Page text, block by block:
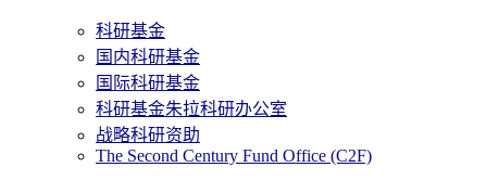
科研基金
国内科研基金
国际科研基金
科研基金朱拉科研办公室
战略科研资助
The Second Century Fund Office (C2F)